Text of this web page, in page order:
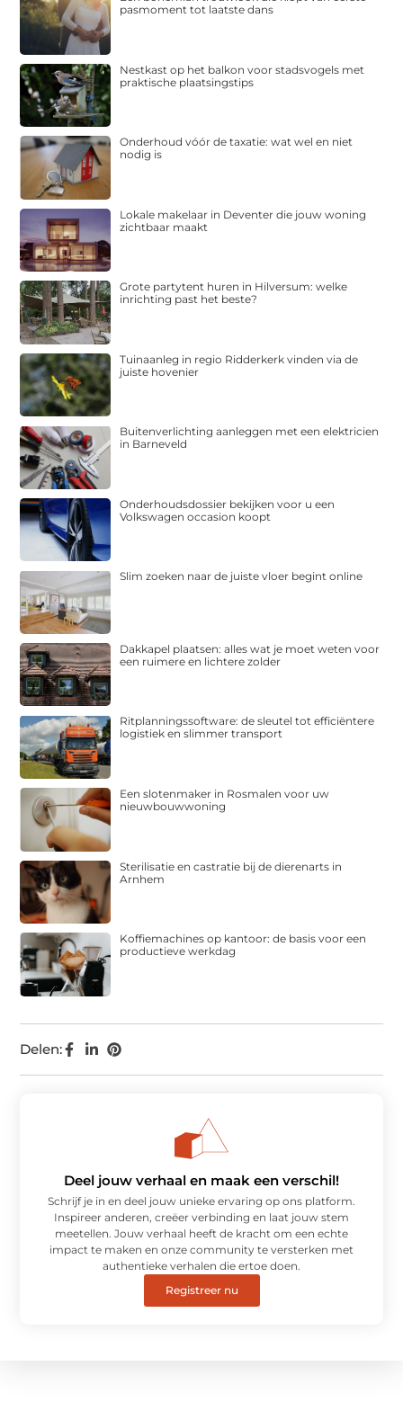
Delen:
pasmoment tot laatste dans
Nestkast op het balkon voor stadsvogels met
praktische plaatsingstips
Onderhoud vóór de taxatie: wat wel en niet
nodig is
Lokale makelaar in Deventer die jouw woning
zichtbaar maakt
Grote partytent huren in Hilversum: welke
inrichting past het beste?
Tuinaanleg in regio Ridderkerk vinden via de
juiste hovenier
Buitenverlichting aanleggen met een elektricien
in Barneveld
Onderhoudsdossier bekijken voor u een
Volkswagen occasion koopt
Slim zoeken naar de juiste vloer begint online
Dakkapel plaatsen: alles wat je moet weten voor
een ruimere en lichtere zolder
Ritplanningssoftware: de sleutel tot efficiëntere
logistiek en slimmer transport
Een slotenmaker in Rosmalen voor uw
nieuwbouwwoning
Sterilisatie en castratie bij de dierenarts in
Arnhem
Koffiemachines op kantoor: de basis voor een
productieve werkdag
Deel jouw verhaal en maak een verschil!
Schrijf je in en deel jouw unieke ervaring op ons platform.
Inspireer anderen, creëer verbinding en laat jouw stem
meetellen. Jouw verhaal heeft de kracht om een echte
impact te maken en onze community te versterken met
authentieke verhalen die ertoe doen.
Registreer nu